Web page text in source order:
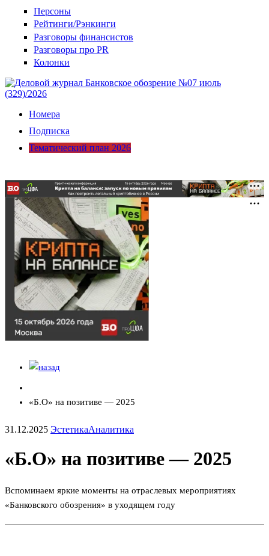
Персоны
Рейтинги/Рэнкинги
Разговоры финансистов
Разговоры про PR
Колонки
Номера
Подписка
Тематический план 2026
«Б.О» на позитиве — 2025
31.12.2025 ЭстетикаАналитика
«Б.О» на позитиве — 2025
Вспоминаем яркие моменты на отраслевых мероприятиях
«Банковского обозрения» в уходящем году